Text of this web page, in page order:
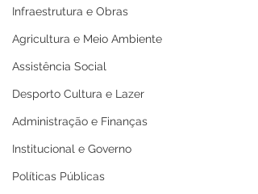
Infraestrutura e Obras
Agricultura e Meio Ambiente
Assistência Social
Desporto Cultura e Lazer
Administração e Finanças
Institucional e Governo
Políticas Públicas